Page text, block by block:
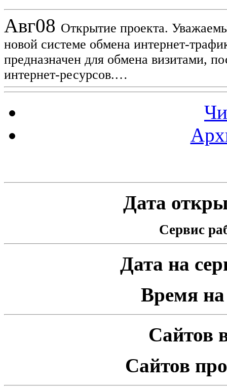
Авг08 Открытие проекта.
новой системе обмена интернет-
предназначен для обмена визитами,
интернет-ресурсов.…
Дата
Сервис
Дата на
Время на
Сайтов
Сайтов